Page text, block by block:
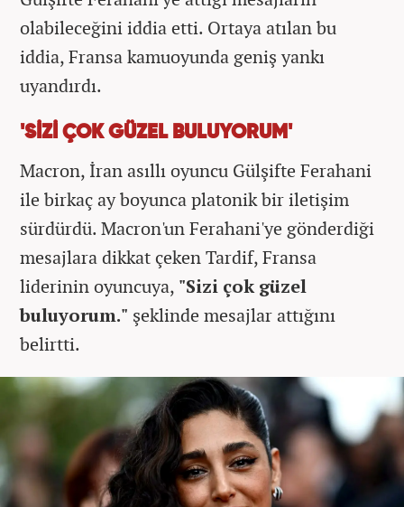
olabileceğini iddia etti. Ortaya atılan bu
iddia, Fransa kamuoyunda geniş yankı
uyandırdı.
'SİZİ ÇOK GÜZEL BULUYORUM'
Macron, İran asıllı oyuncu Gülşifte Ferahani
ile birkaç ay boyunca platonik bir iletişim
sürdürdü. Macron'un Ferahani'ye gönderdiği
mesajlara dikkat çeken Tardif, Fransa
liderinin oyuncuya, "Sizi çok güzel
buluyorum." şeklinde mesajlar attığını
belirtti.